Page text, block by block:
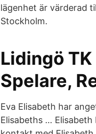
lägenhet är värderad
Stockholm.
Lidingö
Spelare,
Eva Elisabeth har
Elisabeths …